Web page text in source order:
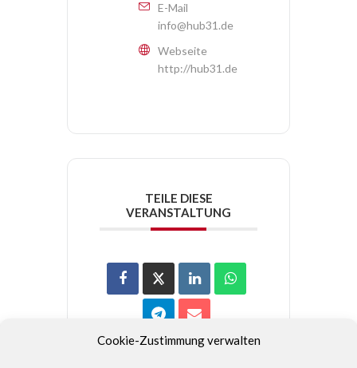
Cookie-Zustimmung verwalten
E-Mail
info@hub31.de
Webseite
http://hub31.de
TEILE DIESE
VERANSTALTUNG